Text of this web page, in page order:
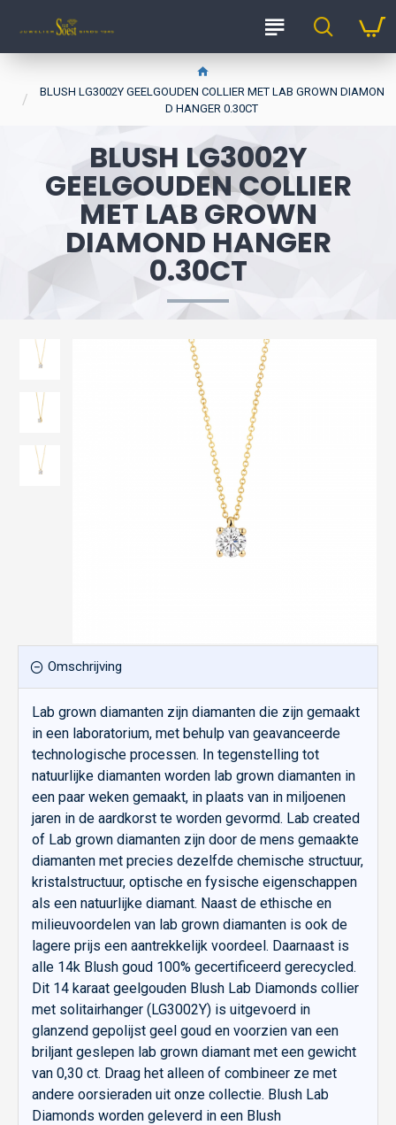
BLUSH LG3002Y GEELGOUDEN COLLIER MET LAB GROWN DIAMON
D HANGER 0.30CT
BLUSH LG3002Y
GEELGOUDEN COLLIER
MET LAB GROWN
DIAMOND HANGER
0.30CT
Omschrijving
Lab grown diamanten zijn diamanten die zijn gemaakt
in een laboratorium, met behulp van geavanceerde
technologische processen. In tegenstelling tot
natuurlijke diamanten worden lab grown diamanten in
een paar weken gemaakt, in plaats van in miljoenen
jaren in de aardkorst te worden gevormd. Lab created
of Lab grown diamanten zijn door de mens gemaakte
diamanten met precies dezelfde chemische structuur,
kristalstructuur, optische en fysische eigenschappen
als een natuurlijke diamant. Naast de ethische en
milieuvoordelen van lab grown diamanten is ook de
lagere prijs een aantrekkelijk voordeel. Daarnaast is
alle 14k Blush goud 100% gecertificeerd gerecycled.
Dit 14 karaat geelgouden Blush Lab Diamonds collier
met solitairhanger (LG3002Y) is uitgevoerd in
glanzend gepolijst geel goud en voorzien van een
briljant geslepen lab grown diamant met een gewicht
van 0,30 ct. Draag het alleen of combineer ze met
andere oorsieraden uit onze collectie. Blush Lab
Diamonds worden geleverd in een Blush